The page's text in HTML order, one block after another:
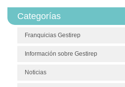
Categorías
Franquicias Gestirep
Información sobre Gestirep
Noticias